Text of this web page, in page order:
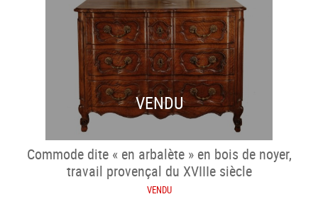
VENDU
Commode dite « en arbalète » en bois de noyer,
travail provençal du XVIIIe siècle
VENDU